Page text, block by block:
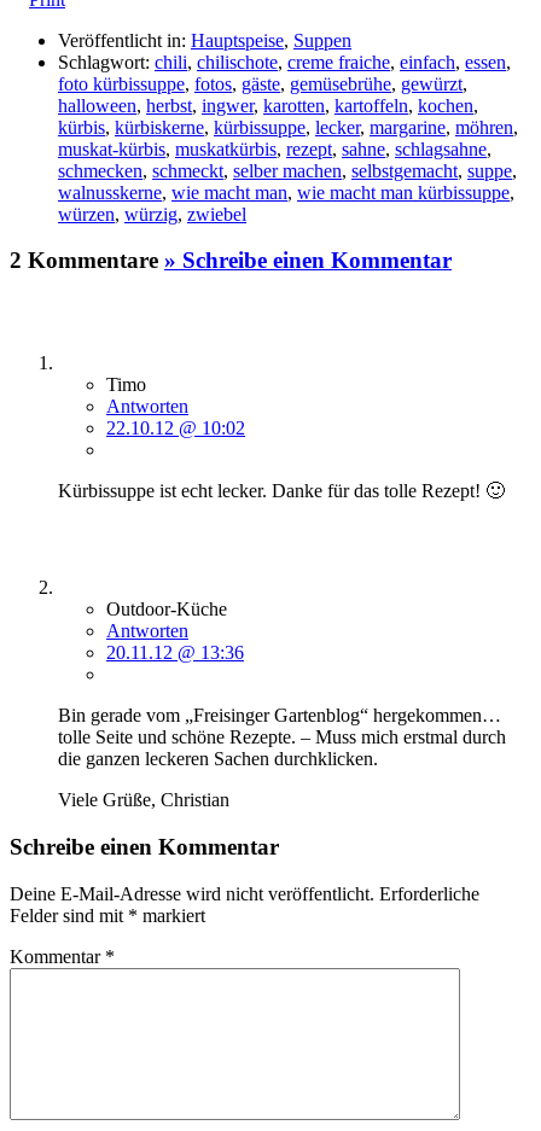
Veröffentlicht in: Hauptspeise, Suppen
Schlagwort: chili, chilischote, creme fraiche, einfach, essen,
foto kürbissuppe, fotos, gäste, gemüsebrühe, gewürzt,
halloween, herbst, ingwer, karotten, kartoffeln, kochen,
kürbis, kürbiskerne, kürbissuppe, lecker, margarine, möhren,
muskat-kürbis, muskatkürbis, rezept, sahne, schlagsahne,
schmecken, schmeckt, selber machen, selbstgemacht, suppe,
walnusskerne, wie macht man, wie macht man kürbissuppe,
würzen, würzig, zwiebel
2 Kommentare » Schreibe einen Kommentar
Timo
Antworten
22.10.12 @ 10:02
Kürbissuppe ist echt lecker. Danke für das tolle Rezept! 🙂
Outdoor-Küche
Antworten
20.11.12 @ 13:36
Bin gerade vom „Freisinger Gartenblog“ hergekommen…
tolle Seite und schöne Rezepte. – Muss mich erstmal durch
die ganzen leckeren Sachen durchklicken.
Viele Grüße, Christian
Schreibe einen Kommentar
Deine E-Mail-Adresse wird nicht veröffentlicht. Erforderliche
Felder sind mit * markiert
Kommentar *